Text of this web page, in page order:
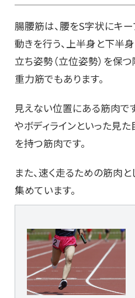
腸腰筋は、腰をS字状にキー
動きを行う、上半身と下半
立ち姿勢（立位姿勢）を保
重力筋でもあります。
見えない位置にある筋肉で
やボディラインといった見
を持つ筋肉です。
また、速く走るための筋肉
集めています。